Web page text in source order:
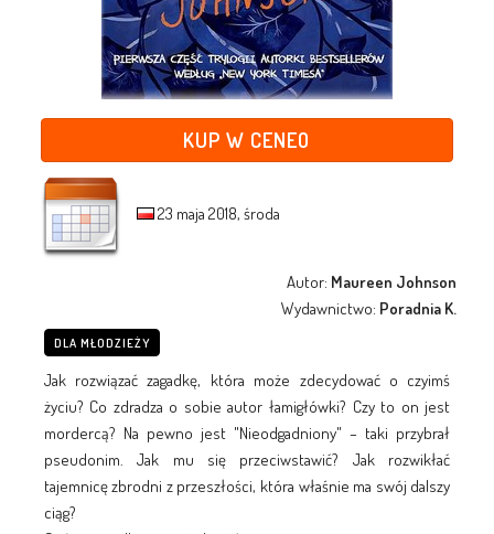
KUP W CENEO
23 maja 2018, środa
Autor: Maureen Johnson
Wydawnictwo: Poradnia K.
DLA MŁODZIEŻY
Jak rozwiązać zagadkę, która może zdecydować o czyimś
życiu? Co zdradza o sobie autor łamigłówki? Czy to on jest
mordercą? Na pewno jest "Nieodgadniony" – taki przybrał
pseudonim. Jak mu się przeciwstawić? Jak rozwikłać
tajemnicę zbrodni z przeszłości, która właśnie ma swój dalszy
ciąg?